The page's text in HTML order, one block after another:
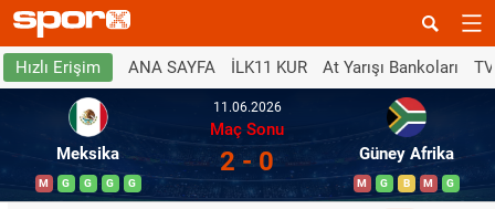
Hızlı Erişim ANA SAYFA İLK11 KUR At Yarışı Bankoları
Meksika
M G G G G
11.06.2026
Maç Sonu
2 - 0 Güney Afrika
M G B M G